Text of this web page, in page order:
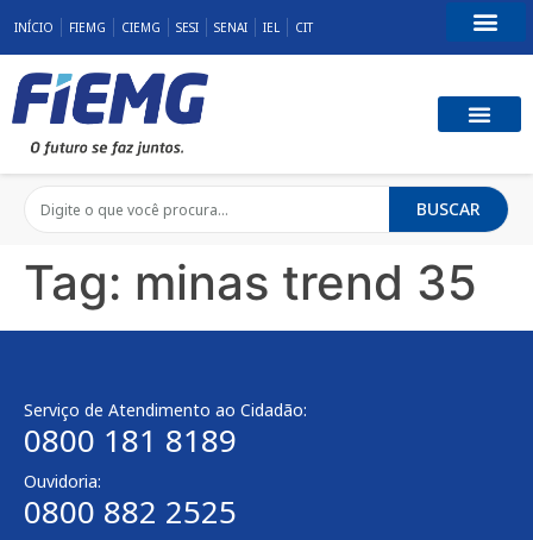
INÍCIO FIEMG CIEMG SESI SENAI IEL CIT
BUSCAR
Tag: minas trend 35
Serviço de Atendimento ao Cidadão:
0800 181 8189
Ouvidoria:
0800 882 2525